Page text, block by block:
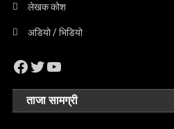
लेखक कोश
अडियो / भिडियो
Facebook
Twitter
YouTube
ताजा सामग्री